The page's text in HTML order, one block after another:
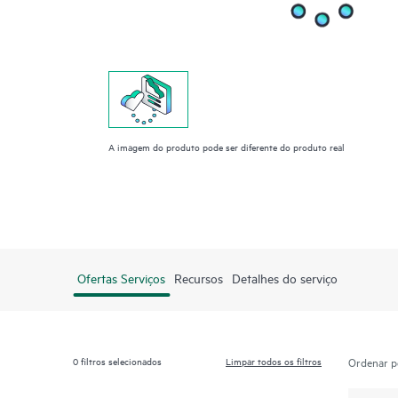
A imagem do produto pode ser diferente do produto real
Ofertas Serviços Recursos Detalhes do serviço
0filtros selecionados Limpar todos os filtros Ordenar